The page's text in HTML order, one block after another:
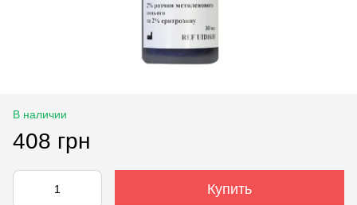
В наличии
408 грн
Купить